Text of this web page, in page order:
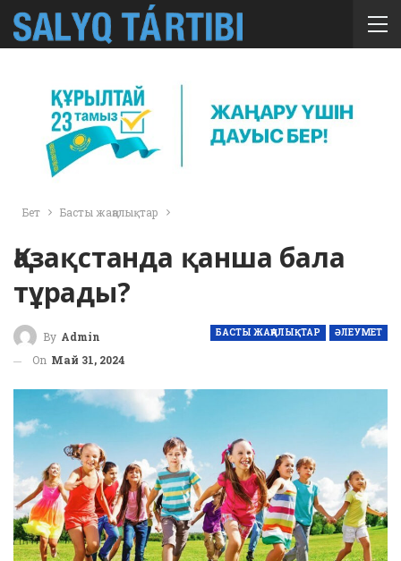
Бет Басты жаңалықтар
Қазақстанда қанша бала
тұрады?
БАСТЫ ЖАҢАЛЫҚТАР ӘЛЕУМЕТ
By Admin
On Май 31, 2024